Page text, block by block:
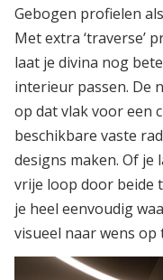
Gebogen profielen
Met extra ‘traverse’
laat je divina nog
interieur passen. De
op dat vlak voor een
beschikbare vaste
designs maken. Of je
vrije loop door beide
je heel eenvoudig
visueel naar wens op